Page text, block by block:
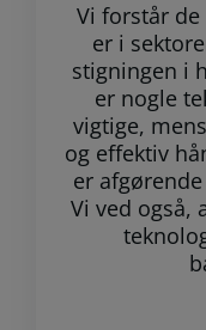
Vi forstår
er i
stigningen i
er nogle
vigtige,
og effektiv
er
Vi ved også,